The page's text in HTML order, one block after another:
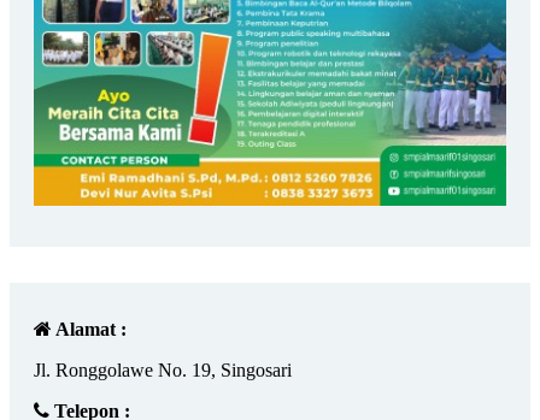
Alamat :
Jl. Ronggolawe No. 19, Singosari
Telepon :